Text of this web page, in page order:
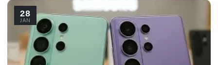
28
JAN